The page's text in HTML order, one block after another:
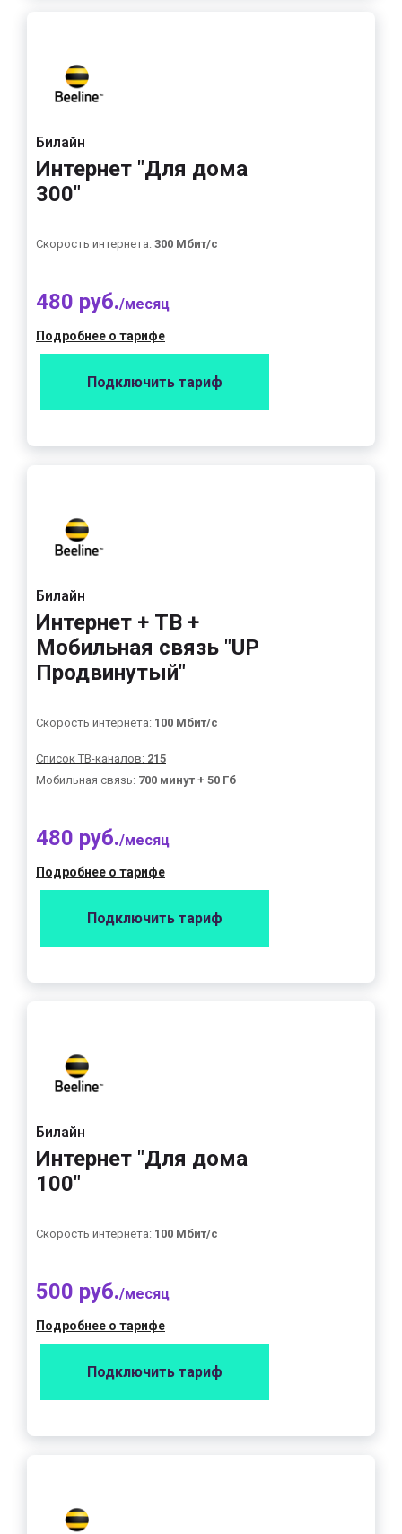
Билайн
Интернет "Для дома
300"
Скорость интернета: 300 Мбит/с
480 руб./месяц
Подробнее о тарифе
Подключить тариф
Билайн
Интернет + ТВ +
Мобильная связь "UP
Продвинутый"
Скорость интернета: 100 Мбит/с
Список ТВ-каналов: 215
Мобильная связь: 700 минут + 50 Гб
480 руб./месяц
Подробнее о тарифе
Подключить тариф
Билайн
Интернет "Для дома
100"
Скорость интернета: 100 Мбит/с
500 руб./месяц
Подробнее о тарифе
Подключить тариф